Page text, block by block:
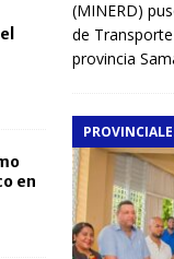
(MINERD)
de
provincia
en